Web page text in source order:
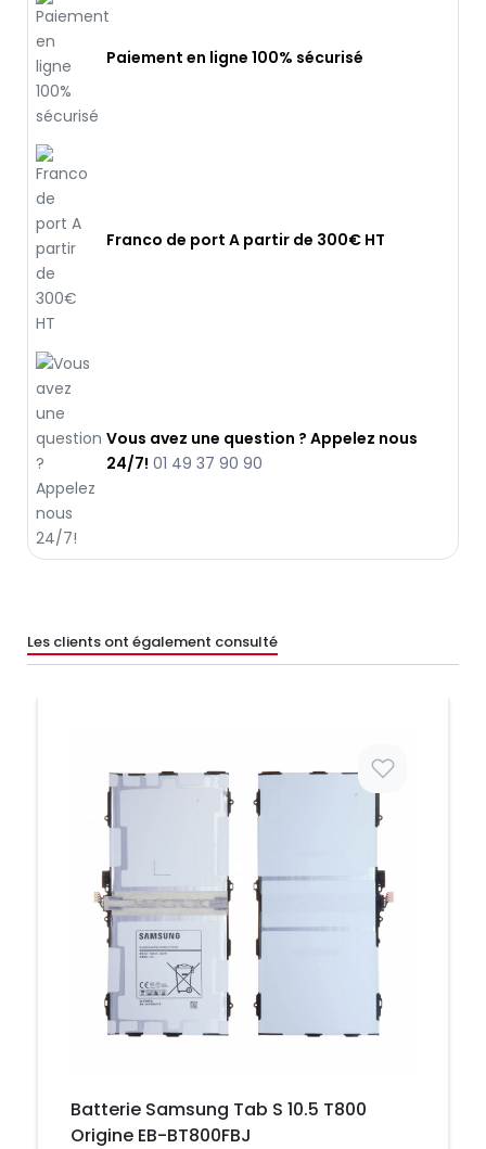
Paiement en ligne 100% sécurisé
Franco de port A partir de 300€ HT
Vous avez une question ? Appelez nous
24/7! 01 49 37 90 90
Les clients ont également consulté
Batterie Samsung Tab S 10.5 T800
Origine EB-BT800FBJ